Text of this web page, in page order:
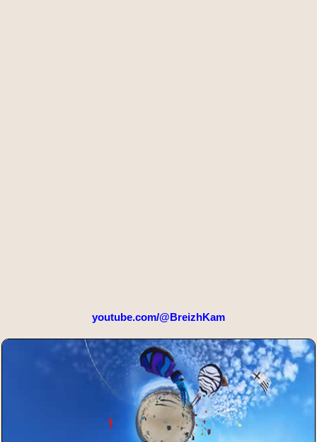
youtube.com/@BreizhKam